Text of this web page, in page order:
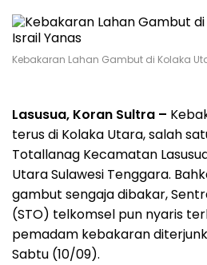
Kebakaran Lahan Gambut di Kolaka
Lasusua, Koran Sultra –
terus di Kolaka Utara, salah
Totallanag Kecamatan
Utara Sulawesi Tenggara.
gambut sengaja dibakar,
(STO) telkomsel pun nyaris
pemadam kebakaran
Sabtu (10/09).